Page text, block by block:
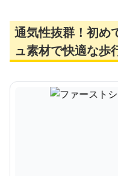
通気性抜群！初め
ュ素材で快適な歩